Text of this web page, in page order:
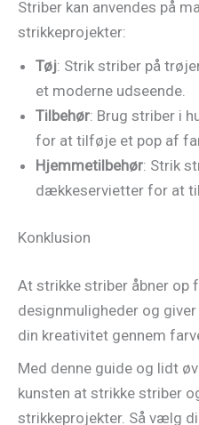
Striber kan anvendes på
strikkeprojekter:
Tøj: Strik striber på
et moderne udseende.
Tilbehør: Brug striber i
for at tilføje et pop af
Hjemmetilbehør: Strik
dækkeservietter for at
Konklusion
At strikke striber åbner op
designmuligheder og
din kreativitet gennem
Med denne guide og lidt
kunsten at strikke striber
strikkeprojekter. Så vælg